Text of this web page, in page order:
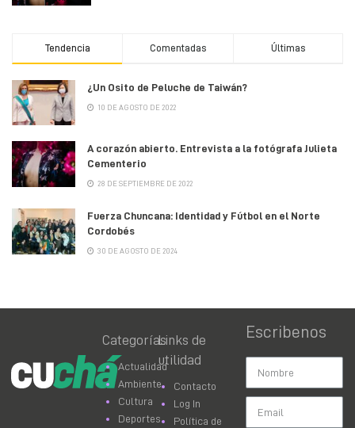
Tendencia Comentadas Últimas
¿Un Osito de Peluche de Taiwán?
10 DE AGOSTO DE 2022
A corazón abierto. Entrevista a la fotógrafa Julieta
Cementerio
28 DE SEPTIEMBRE DE 2022
Fuerza Chuncana: Identidad y Fútbol en el Norte
Cordobés
30 DE AGOSTO DE 2024
Categorías
Actualidad
Ambiente
Cultura
Deportes
Links de
utilidad
Contacto
Log In
Política de
Escribenos